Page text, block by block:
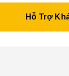
Hỗ Trợ